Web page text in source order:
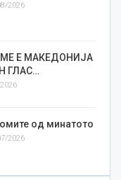
2026
Е МАКЕДОНИЈА
ГЛАС…
од минатото
2026